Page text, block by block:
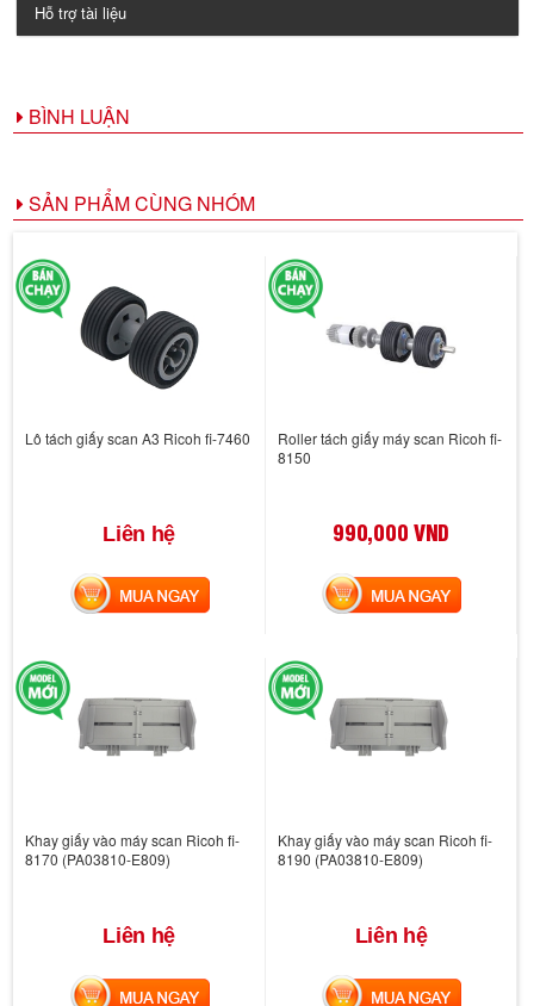
Hỗ trợ tài liệu
BÌNH LUẬN
SẢN PHẨM CÙNG NHÓM
Lô tách giấy scan A3 Ricoh fi-7460
Liên hệ
MUA NGAY
Roller tách giấy máy scan Ricoh fi-
8150
990,000 VND
MUA NGAY
Khay giấy vào máy scan Ricoh fi-
8170 (PA03810-E809)
Liên hệ
MUA NGAY
Khay giấy vào máy scan Ricoh fi-
8190 (PA03810-E809)
Liên hệ
MUA NGAY